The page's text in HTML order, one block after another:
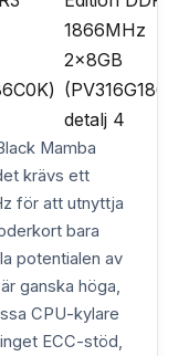
Mamba
krävs ett
för att utnyttja
bara
potentialen av
ganska höga,
CPU-kylare
ECC-stöd,